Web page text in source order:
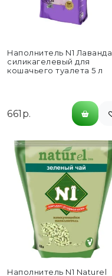
Наполнитель N1 Лаванда
силикагелевый для
кошачьего туалета 5 л
661р.
Наполнитель N1 Naturel